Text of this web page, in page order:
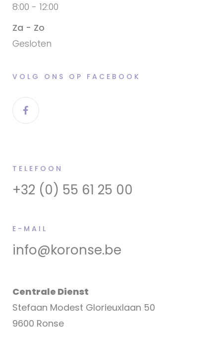
TELEFOON
+32 (0) 55 61 25 00
E-MAIL
info@koronse.be
Centrale Dienst
Stefaan Modest Glorieuxlaan 50
9600 Ronse
8:00 - 12:00
Za - Zo
Gesloten
VOLG ONS OP FACEBOOK